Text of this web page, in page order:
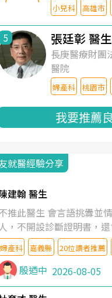
小兒科 高雄市
5 張廷彰 醫生
長庚醫療財團
醫院
婦產科 桃園市
我要推薦
就醫經驗分享
建翰 醫生
推此醫生 會言語挑釁並
，不開設診斷證明書，
判斷！
婦產科 嘉義縣 20位讀者推薦
殷迺中 2026-08-05